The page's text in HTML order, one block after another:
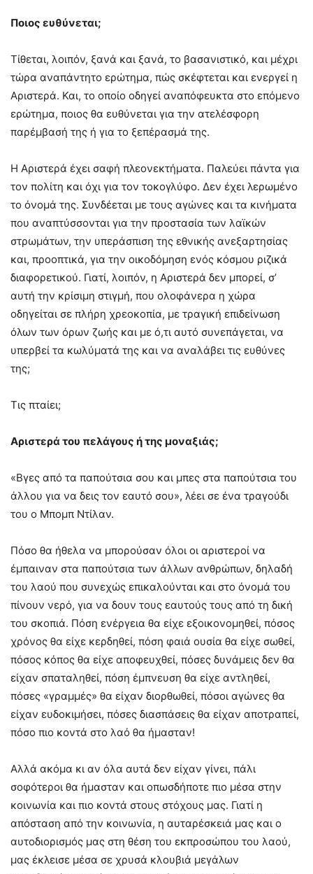
Ποιος ευθύνεται;
Τίθεται, λοιπόν, ξανά και ξανά, το βασανιστικό, και μέχρι
τώρα αναπάντητο ερώτημα, πώς σκέφτεται και ενεργεί η
Αριστερά. Και, το οποίο οδηγεί αναπόφευκτα στο επόμενο
ερώτημα, ποιος θα ευθύνεται για την ατελέσφορη
παρέμβασή της ή για το ξεπέρασμά της.
Η Αριστερά έχει σαφή πλεονεκτήματα. Παλεύει πάντα για
τον πολίτη και όχι για τον τοκογλύφο. Δεν έχει λερωμένο
το όνομά της. Συνδέεται με τους αγώνες και τα κινήματα
που αναπτύσσονται για την προστασία των λαϊκών
στρωμάτων, την υπεράσπιση της εθνικής ανεξαρτησίας
και, προοπτικά, για την οικοδόμηση ενός κόσμου ριζικά
διαφορετικού. Γιατί, λοιπόν, η Αριστερά δεν μπορεί, σ’
αυτή την κρίσιμη στιγμή, που ολοφάνερα η χώρα
οδηγείται σε πλήρη χρεοκοπία, με τραγική επιδείνωση
όλων των όρων ζωής και με ό,τι αυτό συνεπάγεται, να
υπερβεί τα κωλύματά της και να αναλάβει τις ευθύνες
της;
Τις πταίει;
Αριστερά του πελάγους ή της μοναξιάς;
«Βγες από τα παπούτσια σου και μπες στα παπούτσια του
άλλου για να δεις τον εαυτό σου», λέει σε ένα τραγούδι
του ο Μπομπ Ντίλαν.
Πόσο θα ήθελα να μπορούσαν όλοι οι αριστεροί να
έμπαιναν στα παπούτσια των άλλων ανθρώπων, δηλαδή
του λαού που συνεχώς επικαλούνται και στο όνομά του
πίνουν νερό, για να δουν τους εαυτούς τους από τη δική
του σκοπιά. Πόση ενέργεια θα είχε εξοικονομηθεί, πόσος
χρόνος θα είχε κερδηθεί, πόση φαιά ουσία θα είχε σωθεί,
πόσος κόπος θα είχε αποφευχθεί, πόσες δυνάμεις δεν θα
είχαν σπαταληθεί, πόση έμπνευση θα είχε αντληθεί,
πόσες «γραμμές» θα είχαν διορθωθεί, πόσοι αγώνες θα
είχαν ευδοκιμήσει, πόσες διασπάσεις θα είχαν αποτραπεί,
πόσο πιο κοντά στο λαό θα ήμασταν!
Αλλά ακόμα κι αν όλα αυτά δεν είχαν γίνει, πάλι
σοφότεροι θα ήμασταν και οπωσδήποτε πιο μέσα στην
κοινωνία και πιο κοντά στους στόχους μας. Γιατί η
απόσταση από την κοινωνία, η αυταρέσκειά μας και ο
αυτοδιορισμός μας στη θέση του εκπροσώπου του λαού,
μας έκλεισε μέσα σε χρυσά κλουβιά μεγάλων